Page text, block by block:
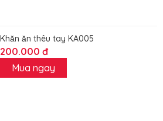
Khăn ăn thêu tay KA005
200.000 đ
Mua ngay